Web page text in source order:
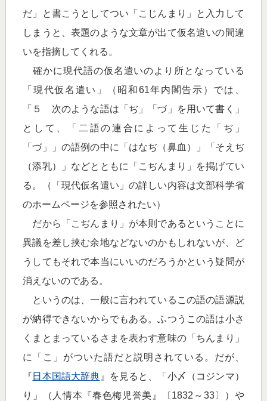
だ」と書こうとしてつい「こじんまり」と入力して
しまうと、表題のような文章が出て仮名遣いの間違
いを指摘してくれる。
確かに現代語の仮名遣いのより所となっている
「現代仮名遣い」（昭和61年内閣告示）では、
「５ 次のような語は「ぢ」「づ」を用いて書く」
として、「二語の連合によって生じた「ぢ」
「づ」」の語例の中に「はなぢ（鼻血）」「そえぢ
（添乳）」などとともに「こぢんまり」を掲げてい
る。（「現代仮名遣い」の詳しい内容は文部科学省
のホームページを参照されたい）
だから「こぢんまり」が本則であるということに
異議を差し挟む余地などないのかもしれないが、ど
うしてもそれで本当にいいのだろうかという疑問が
消えないのである。
というのは、一般に言われているこの語の語源説
が納得できないからでもある。ふつうこの語は小さ
くまとまっているさまを表わす意味の「ちんまり」
に「こ」がついた語だと説明されている。だが、
『 日本国語大辞典 』を見ると、「小〆（コジンマ）
り」（人情本『春色梅児誉美』〔1832～33〕）や